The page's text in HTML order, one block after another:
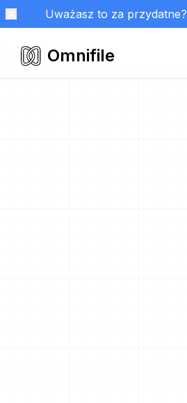
Uważasz to za przydatne?
Omnifile